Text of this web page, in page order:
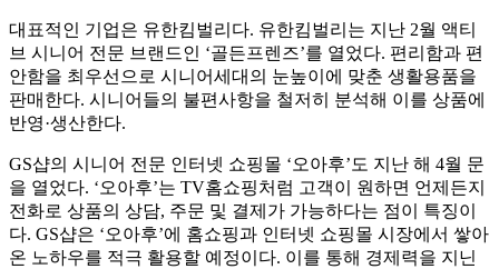
대표적인 기업은 유한킴벌리다. 유한킴벌리는 지난 2월 액티
브 시니어 전문 브랜드인 ‘골든프렌즈’를 열었다. 편리함과 편
안함을 최우선으로 시니어세대의 눈높이에 맞춘 생활용품을
판매한다. 시니어들의 불편사항을 철저히 분석해 이를 상품에
반영·생산한다.
GS샵의 시니어 전문 인터넷 쇼핑몰 ‘오아후’도 지난 해 4월 문
을 열었다. ‘오아후’는 TV홈쇼핑처럼 고객이 원하면 언제든지
전화로 상품의 상담, 주문 및 결제가 가능하다는 점이 특징이
다. GS샵은 ‘오아후’에 홈쇼핑과 인터넷 쇼핑몰 시장에서 쌓아
온 노하우를 적극 활용할 예정이다. 이를 통해 경제력을 지닌